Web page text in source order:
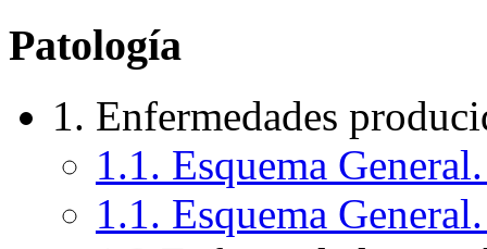
Patología
1. Enfermedades
1.1. Esquema
1.1. Esquema